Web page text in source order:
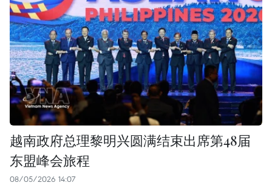
越南政府总理黎明兴圆满结束出席第48届
东盟峰会旅程
08/05/2026 14:07